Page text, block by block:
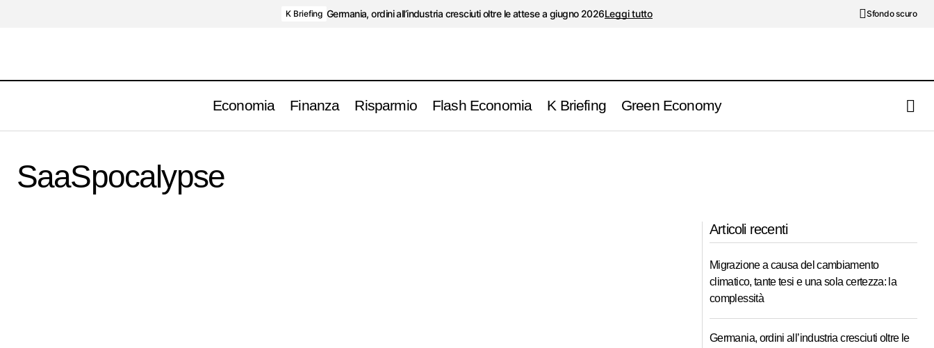
K Briefing Germania, ordini all’industria cresciuti oltre le attese a giugno 2026Leggi tutto Sfondo scuro
Economia Finanza Risparmio Flash Economia K Briefing Green Economy
SaaSpocalypse
Articoli recenti
Migrazione a causa del cambiamento
climatico, tante tesi e una sola certezza: la
complessità
Germania, ordini all’industria cresciuti oltre le